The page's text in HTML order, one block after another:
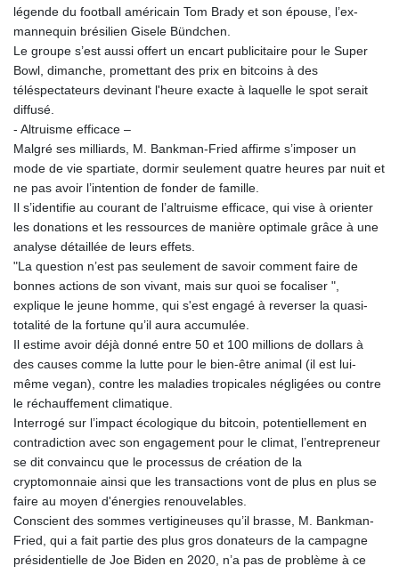
légende du football américain Tom Brady et son épouse, l’ex-
mannequin brésilien Gisele Bündchen.
Le groupe s’est aussi offert un encart publicitaire pour le Super
Bowl, dimanche, promettant des prix en bitcoins à des
téléspectateurs devinant l'heure exacte à laquelle le spot serait
diffusé.
- Altruisme efficace –
Malgré ses milliards, M. Bankman-Fried affirme s’imposer un
mode de vie spartiate, dormir seulement quatre heures par nuit et
ne pas avoir l’intention de fonder de famille.
Il s’identifie au courant de l’altruisme efficace, qui vise à orienter
les donations et les ressources de manière optimale grâce à une
analyse détaillée de leurs effets.
"La question n’est pas seulement de savoir comment faire de
bonnes actions de son vivant, mais sur quoi se focaliser ",
explique le jeune homme, qui s'est engagé à reverser la quasi-
totalité de la fortune qu’il aura accumulée.
Il estime avoir déjà donné entre 50 et 100 millions de dollars à
des causes comme la lutte pour le bien-être animal (il est lui-
même vegan), contre les maladies tropicales négligées ou contre
le réchauffement climatique.
Interrogé sur l’impact écologique du bitcoin, potentiellement en
contradiction avec son engagement pour le climat, l’entrepreneur
se dit convaincu que le processus de création de la
cryptomonnaie ainsi que les transactions vont de plus en plus se
faire au moyen d'énergies renouvelables.
Conscient des sommes vertigineuses qu’il brasse, M. Bankman-
Fried, qui a fait partie des plus gros donateurs de la campagne
présidentielle de Joe Biden en 2020, n’a pas de problème à ce